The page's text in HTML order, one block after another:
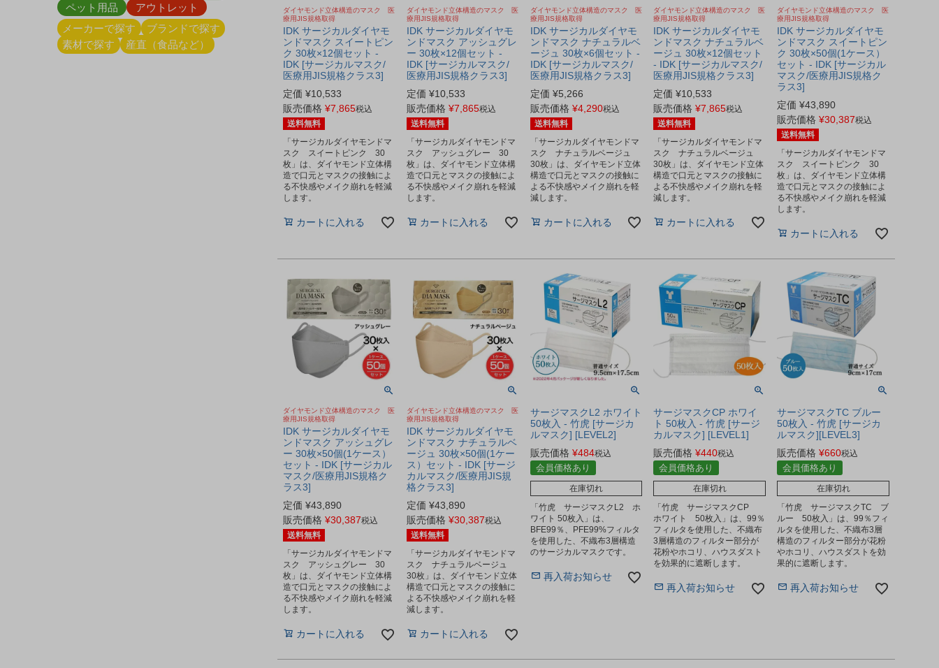
ペット用品
アウトレット
メーカーで探す
ブランドで探す
素材で探す
産直（食品など）
ダイヤモンド立体構造のマスク 医
療用JIS規格取得
IDK サージカルダイヤモ
ンドマスク スイートピン
ク 30枚×12個セット -
IDK [サージカルマスク/
医療用JIS規格クラス3]
定価 ¥10,533
販売価格 ¥7,865税込
送料無料
「サージカルダイヤモンドマ
スク スイートピンク 30
枚」は、ダイヤモンド立体構
造で口元とマスクの接触によ
る不快感やメイク崩れを軽減
します。
カートに入れる
ダイヤモンド立体構造のマスク 医
療用JIS規格取得
IDK サージカルダイヤモ
ンドマスク アッシュグレ
ー 30枚×12個セット -
IDK [サージカルマスク/
医療用JIS規格クラス3]
定価 ¥10,533
販売価格 ¥7,865税込
送料無料
「サージカルダイヤモンドマ
スク アッシュグレー 30
枚」は、ダイヤモンド立体構
造で口元とマスクの接触によ
る不快感やメイク崩れを軽減
します。
カートに入れる
ダイヤモンド立体構造のマスク 医
療用JIS規格取得
IDK サージカルダイヤモ
ンドマスク ナチュラルベ
ージュ 30枚×6個セット -
IDK [サージカルマスク/
医療用JIS規格クラス3]
定価 ¥5,266
販売価格 ¥4,290税込
送料無料
「サージカルダイヤモンドマ
スク ナチュラルベージュ
30枚」は、ダイヤモンド立体
構造で口元とマスクの接触に
よる不快感やメイク崩れを軽
減します。
カートに入れる
ダイヤモンド立体構造のマスク 医
療用JIS規格取得
IDK サージカルダイヤモ
ンドマスク ナチュラルベ
ージュ 30枚×12個セット
- IDK [サージカルマスク/
医療用JIS規格クラス3]
定価 ¥10,533
販売価格 ¥7,865税込
送料無料
「サージカルダイヤモンドマ
スク ナチュラルベージュ
30枚」は、ダイヤモンド立体
構造で口元とマスクの接触に
よる不快感やメイク崩れを軽
減します。
カートに入れる
ダイヤモンド立体構造のマスク 医
療用JIS規格取得
IDK サージカルダイヤモ
ンドマスク スイートピン
ク 30枚×50個(1ケース）
セット - IDK [サージカル
マスク/医療用JIS規格ク
ラス3]
定価 ¥43,890
販売価格 ¥30,387税込
送料無料
「サージカルダイヤモンドマ
スク スイートピンク 30
枚」は、ダイヤモンド立体構
造で口元とマスクの接触によ
る不快感やメイク崩れを軽減
します。
カートに入れる
ダイヤモンド立体構造のマスク 医
療用JIS規格取得
IDK サージカルダイヤモ
ンドマスク アッシュグレ
ー 30枚×50個(1ケース）
セット - IDK [サージカル
マスク/医療用JIS規格ク
ラス3]
定価 ¥43,890
販売価格 ¥30,387税込
送料無料
「サージカルダイヤモンドマ
スク アッシュグレー 30
枚」は、ダイヤモンド立体構
造で口元とマスクの接触によ
る不快感やメイク崩れを軽減
します。
カートに入れる
ダイヤモンド立体構造のマスク 医
療用JIS規格取得
IDK サージカルダイヤモ
ンドマスク ナチュラルベ
ージュ 30枚×50個(1ケー
ス）セット - IDK [サージ
カルマスク/医療用JIS規
格クラス3]
定価 ¥43,890
販売価格 ¥30,387税込
送料無料
「サージカルダイヤモンドマ
スク ナチュラルベージュ
30枚」は、ダイヤモンド立体
構造で口元とマスクの接触に
よる不快感やメイク崩れを軽
減します。
カートに入れる
サージマスクL2 ホワイト
50枚入 - 竹虎 [サージカ
ルマスク] [LEVEL2]
販売価格 ¥484税込
会員価格あり
在庫切れ
「竹虎 サージマスクL2 ホ
ワイト 50枚入」は、
BFE99％、PFE99%フィルタ
を使用した、不織布3層構造
のサージカルマスクです。
再入荷お知らせ
サージマスクCP ホワイ
ト 50枚入 - 竹虎 [サージ
カルマスク] [LEVEL1]
販売価格 ¥440税込
会員価格あり
在庫切れ
「竹虎 サージマスクCP
ホワイト 50枚入」は、99％
フィルタを使用した、不織布
3層構造のフィルター部分が
花粉やホコリ、ハウスダスト
を効果的に遮断します。
再入荷お知らせ
サージマスクTC ブルー
50枚入 - 竹虎 [サージカ
ルマスク][LEVEL3]
販売価格 ¥660税込
会員価格あり
在庫切れ
「竹虎 サージマスクTC ブ
ルー 50枚入」は、99％フィ
ルタを使用した、不織布3層
構造のフィルター部分が花粉
やホコリ、ハウスダストを効
果的に遮断します。
再入荷お知らせ